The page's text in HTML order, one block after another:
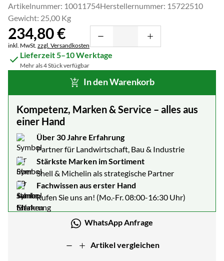
Artikelnummer: 10011754Herstellernummer: 15722510
Gewicht: 25,00 Kg
234,80€
Steuerhinweis:
inkl. MwSt. zzgl. Versandkosten
Lieferzeit 5–10 Werktage
Mehr als 4 Stück verfügbar
In den Warenkorb
Kompetenz, Marken & Service – alles aus
einer Hand
Über 30 Jahre Erfahrung
Partner für Landwirtschaft, Bau & Industrie
Stärkste Marken im Sortiment
Shell & Michelin als strategische Partner
Fachwissen aus erster Hand
Rufen Sie uns an! (Mo.-Fr. 08:00-16:30 Uhr)
WhatsApp Anfrage
Artikel vergleichen